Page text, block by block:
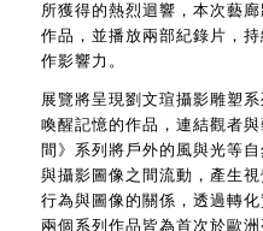
所獲得的熱烈迴響，本次藝
作品，並播放兩部紀錄片，
作影響力。
展覽將呈現劉文瑄攝影雕塑
喚醒記憶的作品，連結觀者
間》系列將戶外的風與光等
與攝影圖像之間流動，產生
行為與圖像的關係，透過轉
兩個系列作品皆為首次於歐